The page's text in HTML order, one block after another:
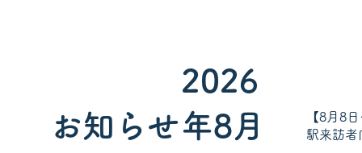
【8月8
駅来訪者
2026
年8月
お知らせ